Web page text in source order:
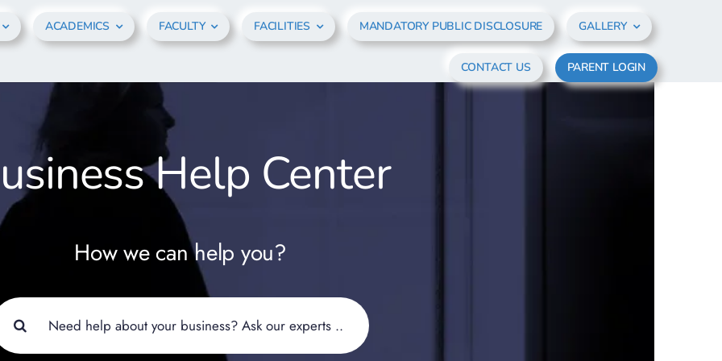
ACADEMICS FACULTY FACILITIES MANDATORY PUBLIC DISCLOSURE GALLERY
CONTACT US PARENT LOGIN
Help Center
How we can help you?